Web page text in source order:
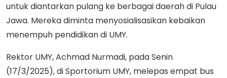
untuk diantarkan pulang ke berbagai daerah di Pulau
Jawa. Mereka diminta menyosialisasikan kebaikan
menempuh pendidikan di UMY.
Rektor UMY, Achmad Nurmadi, pada Senin
(17/3/2025), di Sportorium UMY, melepas empat bus